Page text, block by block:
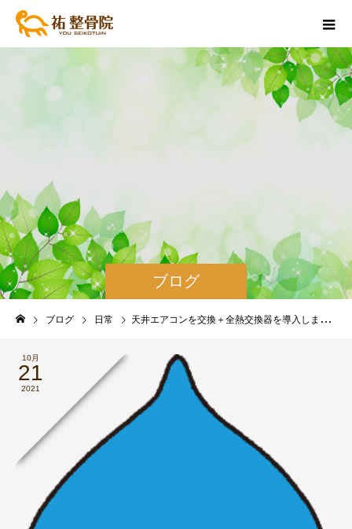
ブログ
ブログ 日常 天井エアコンを交換＋全熱交換器を導入しました。
10月
21
2021